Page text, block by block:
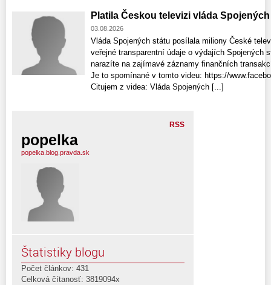
Platila Českou televizi vláda
03.08.2026
Vláda Spojených státu posílala miliony České
veřejné transparentní údaje o výdajích Spojených
narazíte na zajímavé záznamy finančních
Je to spomínané v tomto videu: https://
Citujem z videa: Vláda Spojených [...]
RSS
popelka
popelka.blog.pravda.sk
Štatistiky blogu
Počet článkov: 431
Celková čítanosť: 3819094x